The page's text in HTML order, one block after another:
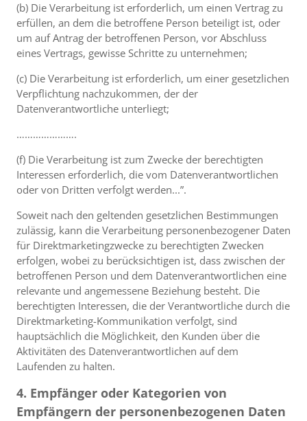
(b) Die Verarbeitung ist erforderlich, um einen Vertrag zu
erfüllen, an dem die betroffene Person beteiligt ist, oder
um auf Antrag der betroffenen Person, vor Abschluss
eines Vertrags, gewisse Schritte zu unternehmen;
(c) Die Verarbeitung ist erforderlich, um einer gesetzlichen
Verpflichtung nachzukommen, der der
Datenverantwortliche unterliegt;
………………….
(f) Die Verarbeitung ist zum Zwecke der berechtigten
Interessen erforderlich, die vom Datenverantwortlichen
oder von Dritten verfolgt werden...”.
Soweit nach den geltenden gesetzlichen Bestimmungen
zulässig, kann die Verarbeitung personenbezogener Daten
für Direktmarketingzwecke zu berechtigten Zwecken
erfolgen, wobei zu berücksichtigen ist, dass zwischen der
betroffenen Person und dem Datenverantwortlichen eine
relevante und angemessene Beziehung besteht. Die
berechtigten Interessen, die der Verantwortliche durch die
Direktmarketing-Kommunikation verfolgt, sind
hauptsächlich die Möglichkeit, den Kunden über die
Aktivitäten des Datenverantwortlichen auf dem
Laufenden zu halten.
4. Empfänger oder Kategorien von
Empfängern der personenbezogenen Daten